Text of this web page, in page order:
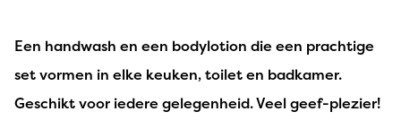
Een handwash en een bodylotion die een prachtige
set vormen in elke keuken, toilet en badkamer.
Geschikt voor iedere gelegenheid. Veel geef-plezier!